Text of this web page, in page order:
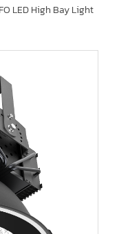
LED High Bay Light